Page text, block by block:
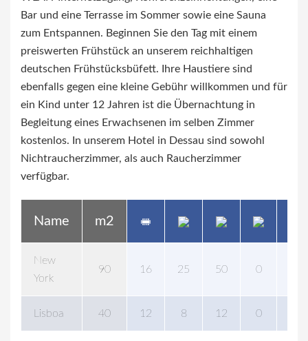
Bar und eine Terrasse im Sommer sowie eine Sauna
zum Entspannen. Beginnen Sie den Tag mit einem
preiswerten Frühstück an unserem reichhaltigen
deutschen Frühstücksbüfett. Ihre Haustiere sind
ebenfalls gegen eine kleine Gebühr willkommen und für
ein Kind unter 12 Jahren ist die Übernachtung in
Begleitung eines Erwachsenen im selben Zimmer
kostenlos. In unserem Hotel in Dessau sind sowohl
Nichtraucherzimmer, als auch Raucherzimmer
verfügbar.
Name m2
New
York
90 16 25 50 0
Lisboa 40 12 8 12 0